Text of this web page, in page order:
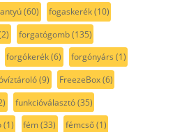
(60) fogaskerék(10)
forgatógomb(135)
forgókerék(6) forgónyárs (1)
(9) FreezeBox(6)
funkcióválasztó(35)
(1) fém(33) fémcső(1)